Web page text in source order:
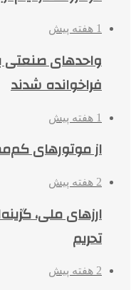
1 هفته پیش
واحدهای صنعتی
فراخوانده شدند
1 هفته پیش
از موتورهای
2 هفته پیش
ارزهای ملی،
تحریم
2 هفته پیش